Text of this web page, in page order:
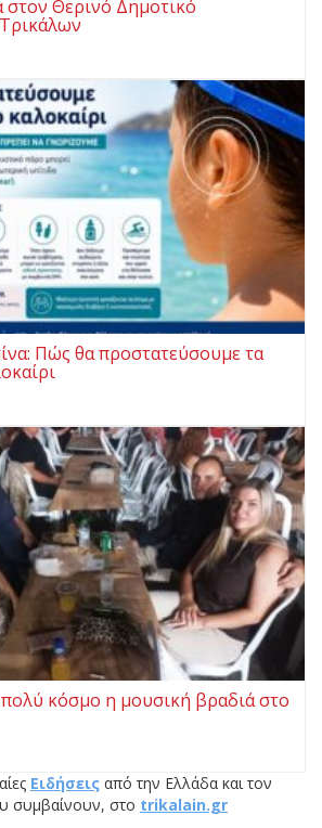
Θερινό Δημοτικό
Πώς θα προστατεύσουμε τα
πολύ κόσμο η μουσική βραδιά στο
Ειδήσεις από την Ελλάδα και τον
συμβαίνουν, στο trikalain.gr